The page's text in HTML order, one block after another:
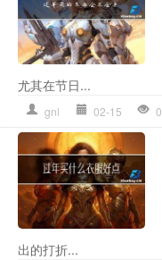
尤其在节日...
gnl 02-15 0
出的打折...